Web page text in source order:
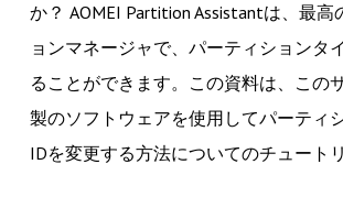
か？ AOMEI Partition Assistantは、最高
ョンマネージャで、パーティションタ
ることができます。この資料は、この
製のソフトウェアを使用してパーティ
IDを変更する方法についてのチュート